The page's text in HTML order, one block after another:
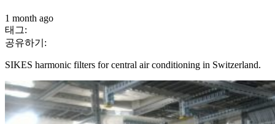
1 month ago
태그:
공유하기:
SIKES harmonic filters for central air conditioning in Switzerland.